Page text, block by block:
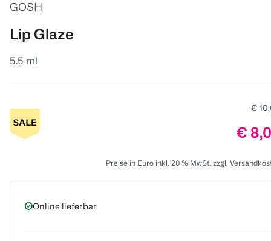
GOSH
Lip Glaze
5.5 ml
€
€
Preise in Euro inkl. 20 % MwSt. zzgl.
Online lieferbar